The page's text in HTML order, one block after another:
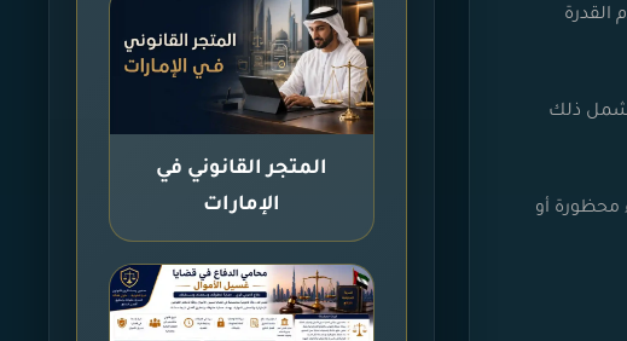
القدرة
يشمل ذلك
محظورة أو
المتجر القانوني في
الإمارات